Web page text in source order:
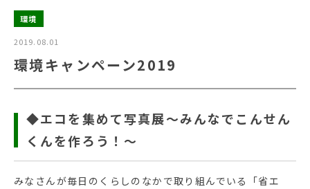
環境
2019.08.01
環境キャンペーン2019
◆エコを集めて写真展～みんなでこんせん
くんを作ろう！～
みなさんが毎日のくらしのなかで取り組んでいる「省エ